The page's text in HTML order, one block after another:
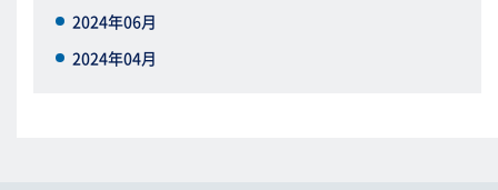
2024年06月
2024年04月